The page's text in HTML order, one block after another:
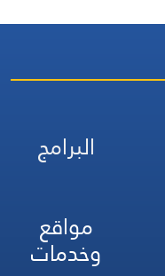
البرامج
مواقع
وخدمات